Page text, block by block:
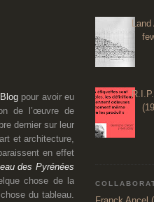
pour avoir eu
de l’œuvre de
dernier sur leur
et architecture,
en effet
des Pyrénées
chose de la
du tableau.